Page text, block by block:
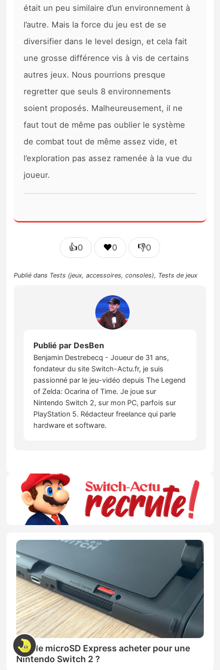
était un peu similaire d’un environnement à
l’autre. Mais la force du jeu est de se
diversifier dans le level design, et cela fait
une grosse différence vis à vis de certains
autres jeux. Nous pourrions presque
regretter que seuls 8 environnements
soient proposés. Malheureusement, il ne
faut tout de même pas oublier le système
de combat tout de même assez vide, et
l’exploration pas assez ramenée à la vue du
joueur.
👍0 ❤️0 👎0
Publié dans Tests (jeux, accessoires, consoles), Tests de jeux
Publié par DesBen
Benjamin Destrebecq - Joueur de 31 ans,
fondateur du site Switch-Actu.fr, je suis
passionné par le jeu-vidéo depuis The Legend
of Zelda: Ocarina of Time. Je joue sur
Nintendo Switch 2, sur mon PC, parfois sur
PlayStation 5. Rédacteur freelance qui parle
hardware et software.
Quelle microSD Express acheter pour une
Nintendo Switch 2 ?